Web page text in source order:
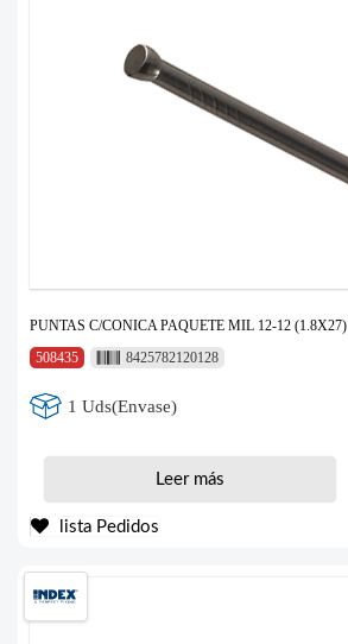
PUNTAS C/CONICA PAQUETE MIL 12-12 (1.8X27)
508435
8425782120128
1 Uds(Envase)
Leer más
lista Pedidos